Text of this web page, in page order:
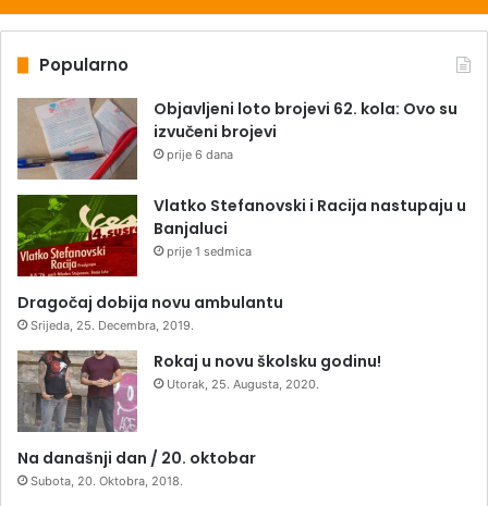
Popularno
Objavljeni loto brojevi 62. kola: Ovo su
izvučeni brojevi
prije 6 dana
Vlatko Stefanovski i Racija nastupaju u
Banjaluci
prije 1 sedmica
Dragočaj dobija novu ambulantu
Srijeda, 25. Decembra, 2019.
Rokaj u novu školsku godinu!
Utorak, 25. Augusta, 2020.
Na današnji dan / 20. oktobar
Subota, 20. Oktobra, 2018.